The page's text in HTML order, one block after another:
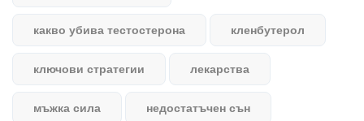
какво убива тестостерона кленбутерол
ключови стратегии лекарства
мъжка сила недостатъчен сън